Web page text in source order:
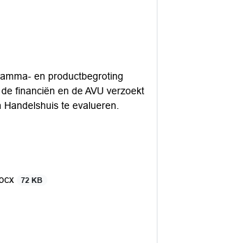
en productbegroting
financiën en de AVU verzoekt
te evalueren.
72 KB